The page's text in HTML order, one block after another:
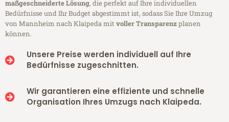
maßgeschneiderte Lösung, die perfekt auf Ihre individuellen
Bedürfnisse und Ihr Budget abgestimmt ist, sodass Sie Ihre Umzug
von Mannheim nach Klaipeda mitvoller Transparenzplanen
können.
Unsere Preise werden individuell auf Ihre
Bedürfnisse zugeschnitten.
Wir garantieren eine effiziente und schnelle
Organisation Ihres Umzugs nach Klaipeda.